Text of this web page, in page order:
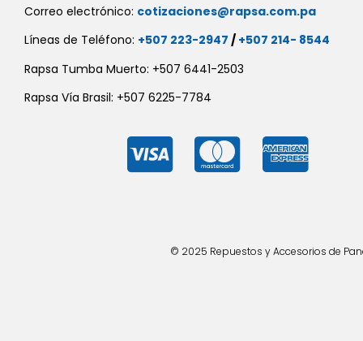
Correo electrónico: cotizaciones@rapsa.com.pa
Líneas de Teléfono: +507 223-2947 / +507 214- 8544
Rapsa Tumba Muerto: +507 6441-2503
Rapsa Vía Brasil: +507 6225-7784
© 2025 Repuestos y Accesorios de